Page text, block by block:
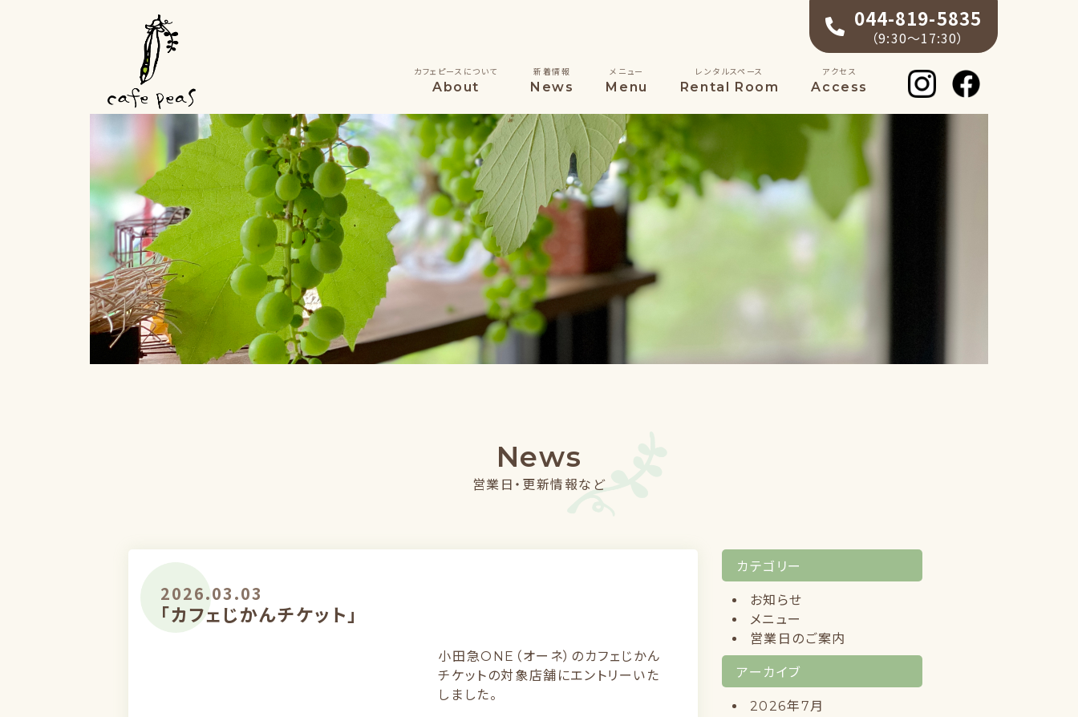
044-819-5835
（9:30〜17:30）
カフェピースについて
About
新着情報
News
メニュー
Menu
レンタルスペース
Rental Room
アクセス
Access
News
営業日・更新情報など
2026.03.03
「カフェじかんチケット」
小田急ONE（オーネ）のカフェじかん
チケットの対象店舗にエントリーいた
しました。
カテゴリー
お知らせ
メニュー
営業日のご案内
アーカイブ
2026年7月